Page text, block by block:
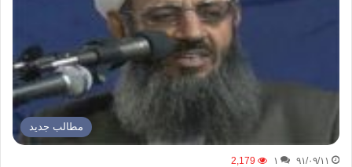
مطالب جدید
۹۱/۰۹/۱۱ ۱ 2,179